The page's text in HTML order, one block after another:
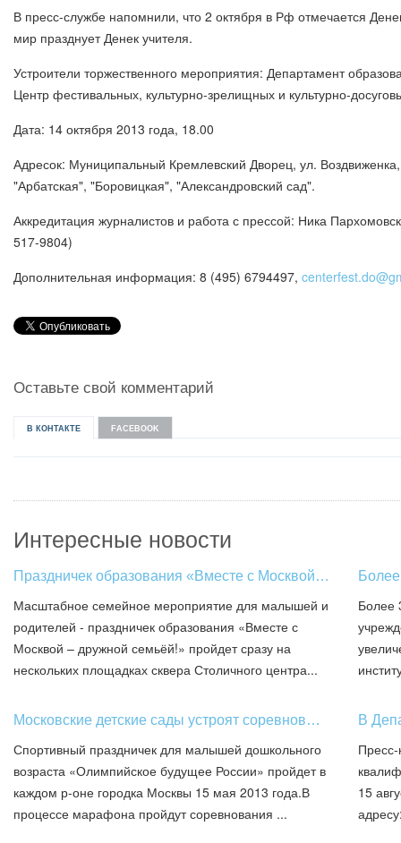
В пресс-службе напомнили, что 2 октября в Рф отмечается
мир празднует Денек учителя.
Устроители торжественного мероприятия: Департамент
Центр фестивальных, культурно-зрелищных и культурно-
Дата: 14 октября 2013 года, 18.00
Адресок: Муниципальный Кремлевский Дворец, ул.
"Арбатская", "Боровицкая", "Александровский сад".
Аккредитация журналистов и работа с прессой: Ника
517-9804)
Дополнительная информация: 8 (495) 6794497,
Оставьте свой комментарий
В КОНТАКТЕ FACEBOOK
Интересные новости
Праздничек образования «Вместе с Москвой…
Масштабное семейное мероприятие для малышей и
родителей - праздничек образования «Вместе с
Москвой – дружной семьёй!» пройдет сразу на
нескольких площадках сквера Столичного центра...
Более
Московские детские сады устроят соревнов…
Спортивный праздничек для малышей дошкольного
возраста «Олимпийское будущее России» пройдет в
каждом р-оне городка Москвы 15 мая 2013 года.В
процессе марафона пройдут соревнования ...
В
15